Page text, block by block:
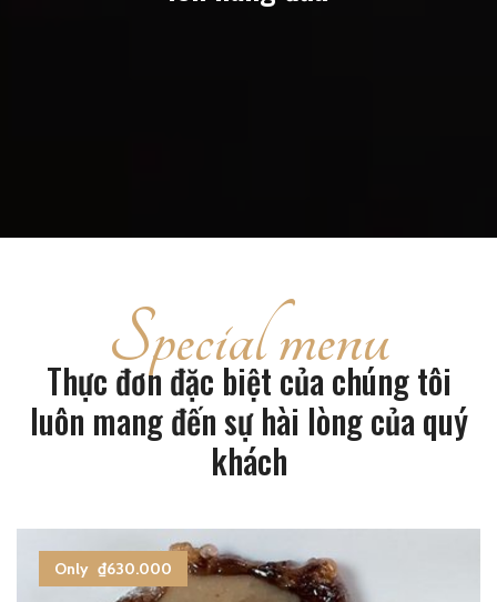
Special menu
Thực đơn đặc biệt của chúng tôi
luôn mang đến sự hài lòng của quý
khách
Only ₫630.000